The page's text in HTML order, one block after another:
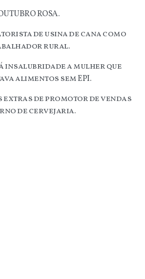
ROSA.
de usina de cana como
rural.
insalubridade a mulher que
alimentos sem EPI.
extras de promotor de vendas
de cervejaria.